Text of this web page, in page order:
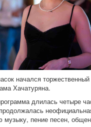
начался
Хачатуряна.
длилась четыре
музыку, пение песен,